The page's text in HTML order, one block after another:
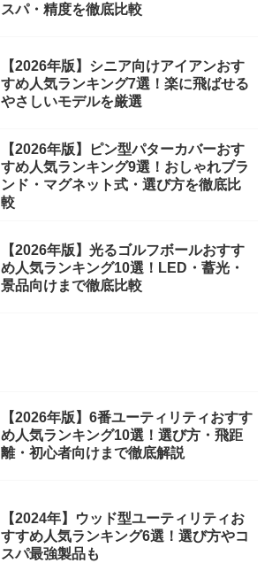
スパ・精度を徹底比較
【2026年版】シニア向けアイアンおす
すめ人気ランキング7選！楽に飛ばせる
やさしいモデルを厳選
【2026年版】ピン型パターカバーおす
すめ人気ランキング9選！おしゃれブラ
ンド・マグネット式・選び方を徹底比
較
【2026年版】光るゴルフボールおすす
め人気ランキング10選！LED・蓄光・
景品向けまで徹底比較
【2026年版】6番ユーティリティおすす
め人気ランキング10選！選び方・飛距
離・初心者向けまで徹底解説
【2024年】ウッド型ユーティリティお
すすめ人気ランキング6選！選び方やコ
スパ最強製品も